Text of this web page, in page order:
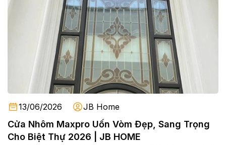
13/06/2026 JB Home
Cửa Nhôm Maxpro Uốn Vòm Đẹp, Sang Trọng
Cho Biệt Thự 2026 | JB HOME